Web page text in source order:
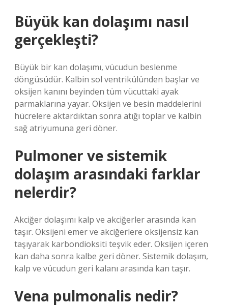
Büyük kan dolaşımı nasıl
gerçekleşti?
Büyük bir kan dolaşımı, vücudun beslenme
döngüsüdür. Kalbin sol ventrikülünden başlar ve
oksijen kanını beyinden tüm vücuttaki ayak
parmaklarına yayar. Oksijen ve besin maddelerini
hücrelere aktardıktan sonra atığı toplar ve kalbin
sağ atriyumuna geri döner.
Pulmoner ve sistemik
dolaşım arasındaki farklar
nelerdir?
Akciğer dolaşımı kalp ve akciğerler arasında kan
taşır. Oksijeni emer ve akciğerlere oksijensiz kan
taşıyarak karbondioksiti teşvik eder. Oksijen içeren
kan daha sonra kalbe geri döner. Sistemik dolaşım,
kalp ve vücudun geri kalanı arasında kan taşır.
Vena pulmonalis nedir?